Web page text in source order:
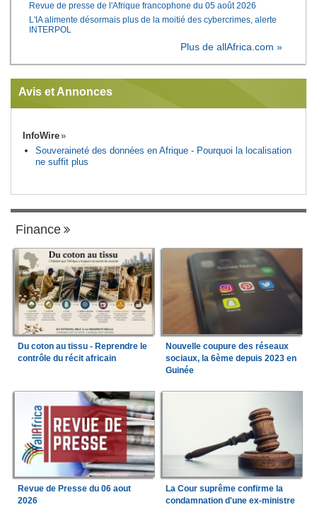
Revue de presse de l'Afrique francophone du 05 août 2026
L'IA alimente désormais plus de la moitié des cybercrimes, alerte
INTERPOL
Plus de allAfrica.com »
Avis et Annonces
InfoWire
Souveraineté des données en Afrique - Pourquoi la localisation
ne suffit plus
Finance
Du coton au tissu - Reprendre le
contrôle du récit africain
Nouvelle coupure des réseaux
sociaux, la 6ème depuis 2023 en
Guinée
Revue de Presse du 06 aout
2026
La Cour suprême confirme la
condamnation d'une ex-ministre